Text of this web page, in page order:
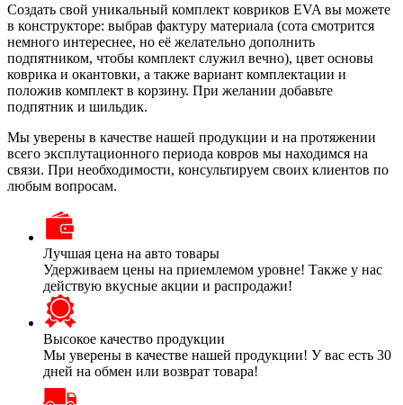
Создать свой уникальный комплект ковриков EVA вы можете
в конструкторе: выбрав фактуру материала (сота смотрится
немного интереснее, но её желательно дополнить
подпятником, чтобы комплект служил вечно), цвет основы
коврика и окантовки, а также вариант комплектации и
положив комплект в корзину. При желании добавьте
подпятник и шильдик.
Мы уверены в качестве нашей продукции и на протяжении
всего эксплутационного периода ковров мы находимся на
связи. При необходимости, консультируем своих клиентов по
любым вопросам.
Лучшая цена на авто товары
Удерживаем цены на приемлемом уровне! Также у нас
действую вкусные акции и распродажи!
Высокое качество продукции
Мы уверены в качестве нашей продукции! У вас есть 30
дней на обмен или возврат товара!